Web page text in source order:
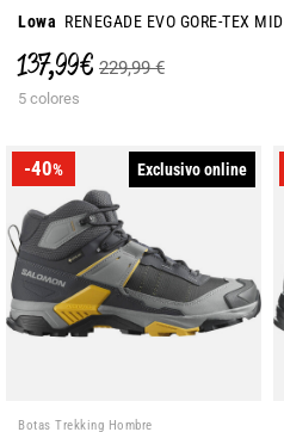
Lowa RENEGADE EVO GORE-TEX MID
137,99 € 229,99 €
5 colores
-40% Exclusivo online
Botas Trekking Hombre